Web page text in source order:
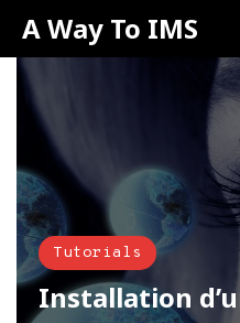
A Way To IMS
Tutorials
Installation